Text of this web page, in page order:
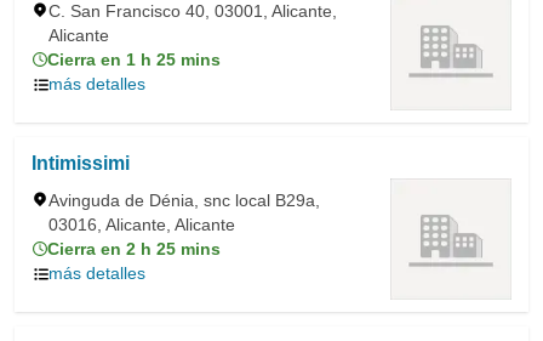
C. San Francisco 40, 03001, Alicante,
Alicante
Cierra en 1 h 25 mins
más detalles
Intimissimi
Avinguda de Dénia, snc local B29a,
03016, Alicante, Alicante
Cierra en 2 h 25 mins
más detalles